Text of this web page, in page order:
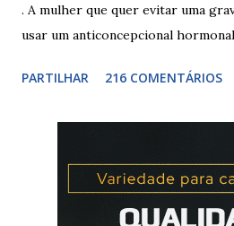
. A mulher que quer evitar uma
usar um anticoncepcional
para não correr riscos. Os
mulher deve tomar um
a ordem da cartela ou blister. No
deve fazer uma pausa de 7 dias,
PARTILHAR 216 COMENTÁRIOS